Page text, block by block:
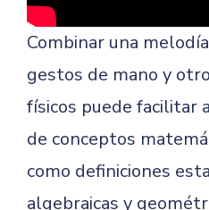
Combinar una
gestos de mano y
físicos puede facilitar
de conceptos
como definiciones
algebraicas y